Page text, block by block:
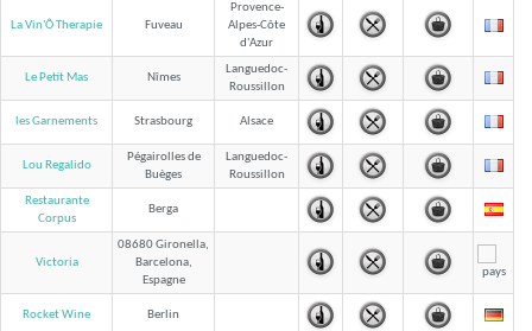
La Vin'Ô Therapie Fuveau
Provence-
Alpes-Côte
d'Azur
Le Petit Mas Nîmes
Languedoc-
Roussillon
les Garnements Strasbourg Alsace
Lou Regalido
Pégairolles de
Buèges
Languedoc-
Roussillon
Restaurante
Corpus
Berga
Victoria
08680 Gironella,
Barcelona,
Espagne
Rocket Wine Berlin